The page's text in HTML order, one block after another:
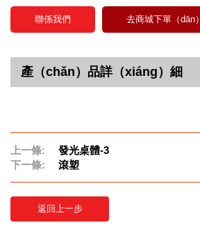
聯係我們 去商城下單（dān）
產（chǎn）品詳（xiáng）細
上一條:
發光桌體-3
下一條:
滾塑
返回上一步